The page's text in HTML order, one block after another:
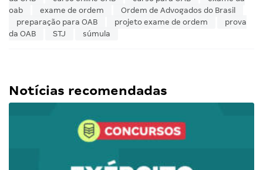
oab
exame de ordem
Ordem de Advogados do Brasil
preparação para OAB
projeto exame de ordem
prova
da OAB
STJ súmula
Notícias recomendadas